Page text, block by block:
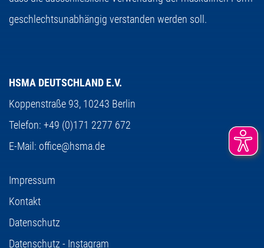
geschlechtsunabhängig verstanden werden soll.
HSMA DEUTSCHLAND E.V.
Koppenstraße 93, 10243 Berlin
Telefon: +49 (0)171 2277 672
E-Mail: office@hsma.de
Impressum
Kontakt
Datenschutz
Datenschutz - Instagram